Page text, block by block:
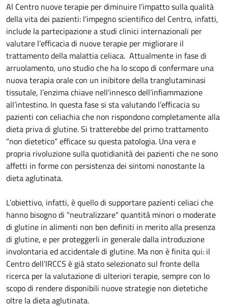
Al Centro nuove terapie per diminuire l’impatto sulla qualità
della vita dei pazienti: l’impegno scientifico del Centro, infatti,
include la partecipazione a studi clinici internazionali per
valutare l’efficacia di nuove terapie per migliorare il
trattamento della malattia celiaca. Attualmente in fase di
arruolamento, uno studio che ha lo scopo di confermare una
nuova terapia orale con un inibitore della tranglutaminasi
tissutale, l’enzima chiave nell’innesco dell’infiammazione
all’intestino. In questa fase si sta valutando l’efficacia su
pazienti con celiachia che non rispondono completamente alla
dieta priva di glutine. Si tratterebbe del primo trattamento
“non dietetico” efficace su questa patologia. Una vera e
propria rivoluzione sulla quotidianità dei pazienti che ne sono
affetti in forme con persistenza dei sintomi nonostante la
dieta aglutinata.
L’obiettivo, infatti, è quello di supportare pazienti celiaci che
hanno bisogno di "neutralizzare" quantità minori o moderate
di glutine in alimenti non ben definiti in merito alla presenza
di glutine, e per proteggerli in generale dalla introduzione
involontaria ed accidentale di glutine. Ma non è finita qui: il
Centro dell’IRCCS è già stato selezionato sul fronte della
ricerca per la valutazione di ulteriori terapie, sempre con lo
scopo di rendere disponibili nuove strategie non dietetiche
oltre la dieta aglutinata.